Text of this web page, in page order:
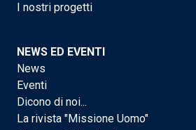
I nostri progetti
NEWS ED EVENTI
News
Eventi
Dicono di noi...
La rivista "Missione Uomo"